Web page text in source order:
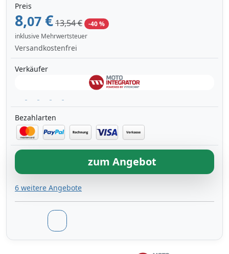
Preis
8,07 €13,54 €
-40 %
inklusive Mehrwertsteuer
Versandkostenfrei
Verkäufer
Bezahlarten
zum Angebot
6 weitere Angebote